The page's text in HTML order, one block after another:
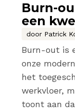
Burn-
een
door Patrick
Burn-out is
onze
het
werkvloer,
toont aan